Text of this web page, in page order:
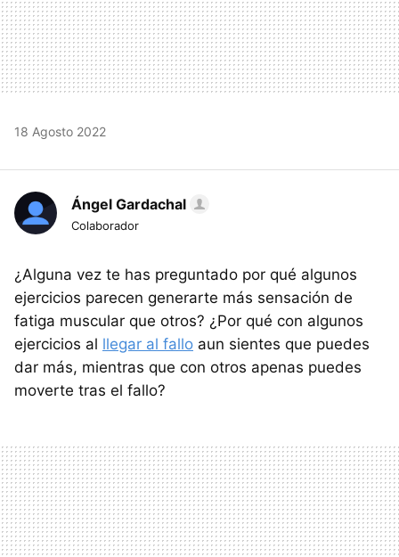
18 Agosto 2022
Ángel Gardachal
Colaborador
¿Alguna vez te has preguntado por qué algunos
ejercicios parecen generarte más sensación de
fatiga muscular que otros? ¿Por qué con algunos
ejercicios al llegar al fallo aun sientes que puedes
dar más, mientras que con otros apenas puedes
moverte tras el fallo?